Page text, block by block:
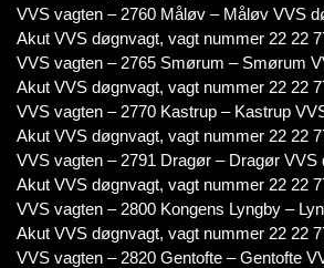
VVS vagten – 2760 Måløv – Måløv VVS
Akut VVS døgnvagt, vagt nummer 22 22
VVS vagten – 2765 Smørum – Smørum
Akut VVS døgnvagt, vagt nummer 22 22
VVS vagten – 2770 Kastrup – Kastrup
Akut VVS døgnvagt, vagt nummer 22 22
VVS vagten – 2791 Dragør – Dragør
Akut VVS døgnvagt, vagt nummer 22 22
VVS vagten – 2800 Kongens Lyngby –
Akut VVS døgnvagt, vagt nummer 22 22
VVS vagten – 2820 Gentofte – Gentofte